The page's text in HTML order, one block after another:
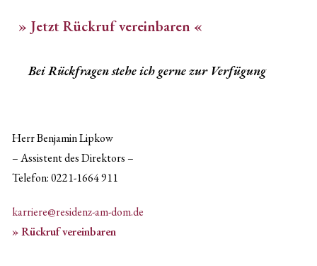
» Jetzt Rückruf vereinbaren «
Bei Rückfragen stehe ich gerne zur Verfügung
Herr Benjamin Lipkow
– Assistent des Direktors –
Telefon: 0221-1664 911
karriere@residenz-am-dom.de
» Rückruf vereinbaren